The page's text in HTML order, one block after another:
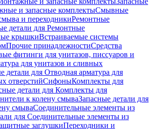
и запасные комплектыСмывные
и переходникиРемонтные
детали для Ремонтные
крышкиВстраиваемые системы
Прочие принадлежностиСредства
фитинги для унитазов, писсуаров и
для унитазов и сливных
детали для Отводная арматура для
отверстийСифоныКомплекты для
детали для Комплекты для
к колену смываЗапасные детали для
смываСоединительные элементы из
для Соединительные элементы из
заглушкиПереходники и